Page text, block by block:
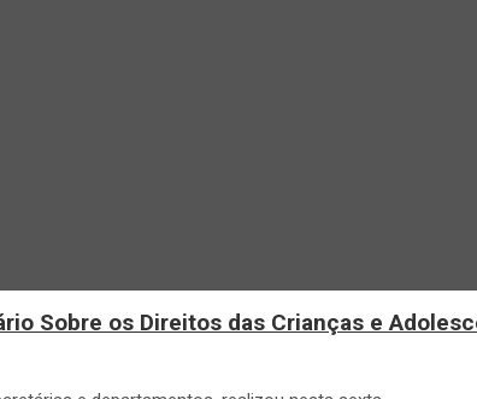
Sobre os Direitos das Crianças e